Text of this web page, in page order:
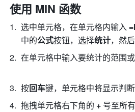
使用 MIN 函数
选中单元格，在单元格内输入
中的公式按钮，选择统计，然
按回车键，单元格中将显示判
拖拽单元格右下角的 + 号至所